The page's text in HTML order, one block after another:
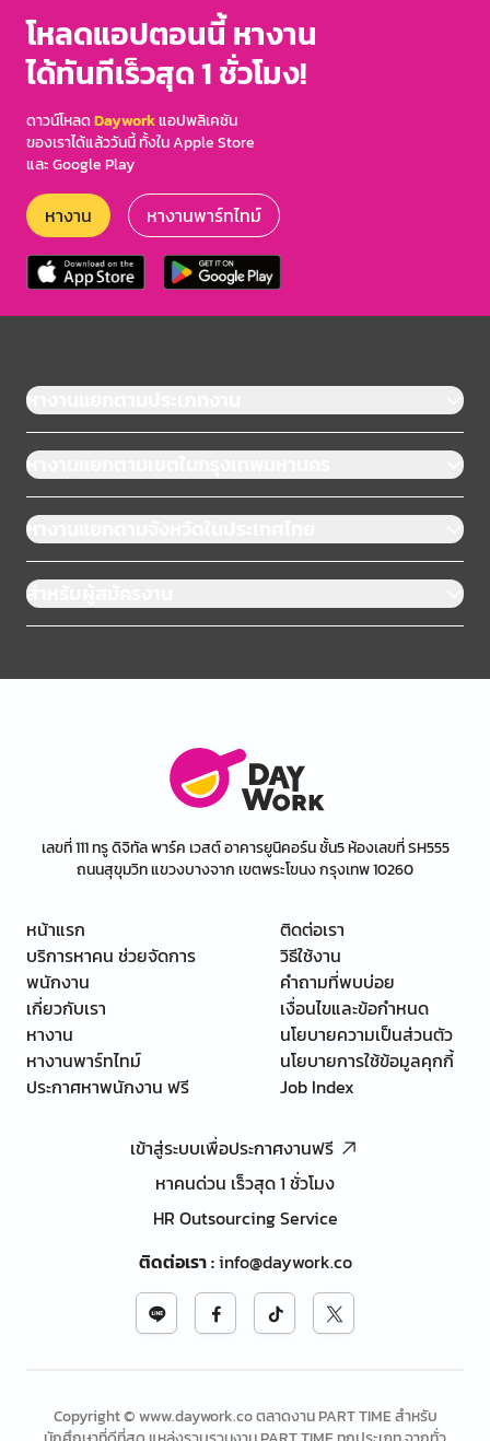
โหลดแอปตอนนี้ หางาน
ได้ทันทีเร็วสุด 1 ชั่วโมง!
ดาวน์โหลดDayworkแอปพลิเคชัน
ของเราได้แล้ววันนี้ ทั้งใน Apple Store
และ Google Play
หางาน หางานพาร์ทไทม์
หางานแยกตามประเภทงาน
หางานแยกตามเขตในกรุงเทพมหานคร
หางานแยกตามจังหวัดในประเทศไทย
สำหรับผู้สมัครงาน
เลขที่ 111 ทรู ดิจิทัล พาร์ค เวสต์ อาคารยูนิคอร์น ชั้น5 ห้องเลขที่ SH555
ถนนสุขุมวิท แขวงบางจาก เขตพระโขนง กรุงเทพ 10260
หน้าแรก
บริการหาคน ช่วยจัดการ
พนักงาน
เกี่ยวกับเรา
หางาน
หางานพาร์ทไทม์
ประกาศหาพนักงาน ฟรี
ติดต่อเรา
วิธีใช้งาน
คำถามที่พบบ่อย
เงื่อนไขและข้อกำหนด
นโยบายความเป็นส่วนตัว
นโยบายการใช้ข้อมูลคุกกี้
Job Index
เข้าสู่ระบบเพื่อประกาศงานฟรี
หาคนด่วน เร็วสุด 1 ชั่วโมง
HR Outsourcing Service
ติดต่อเรา:info@daywork.co
Copyright © www.daywork.co ตลาดงาน PART TIME สำหรับ